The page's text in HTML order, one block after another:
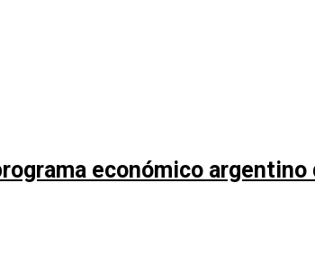
económico